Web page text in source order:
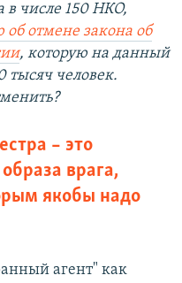
в числе 150 НКО,
отмене закона об
, которую на данный
тысяч человек.
– это
врага,
якобы надо
агент" как